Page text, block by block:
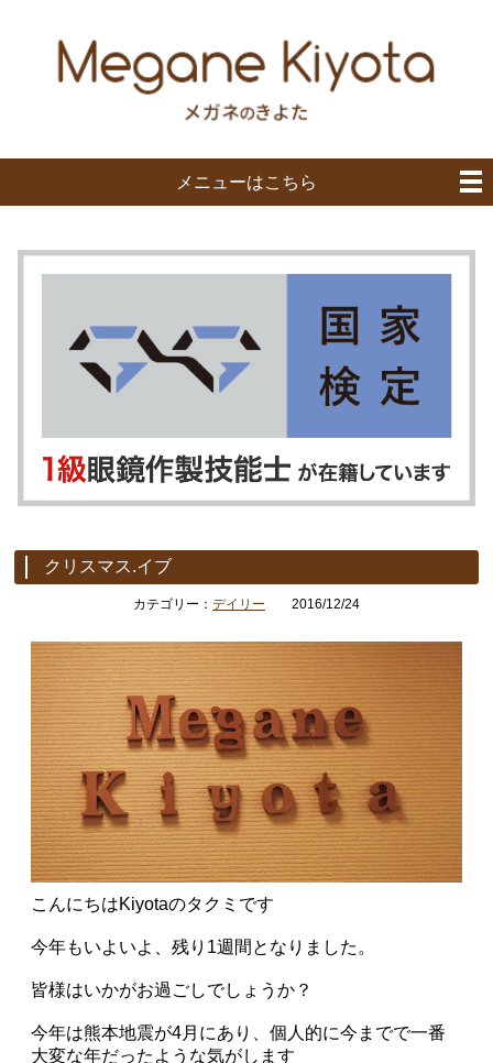
メニューはこちら
クリスマス.イブ
カテゴリー： デイリー 2016/12/24
こんにちはKiyotaのタクミです
今年もいよいよ、残り1週間となりました。
皆様はいかがお過ごしでしょうか？
今年は熊本地震が4月にあり、個人的に今までで一番
大変な年だったような気がします